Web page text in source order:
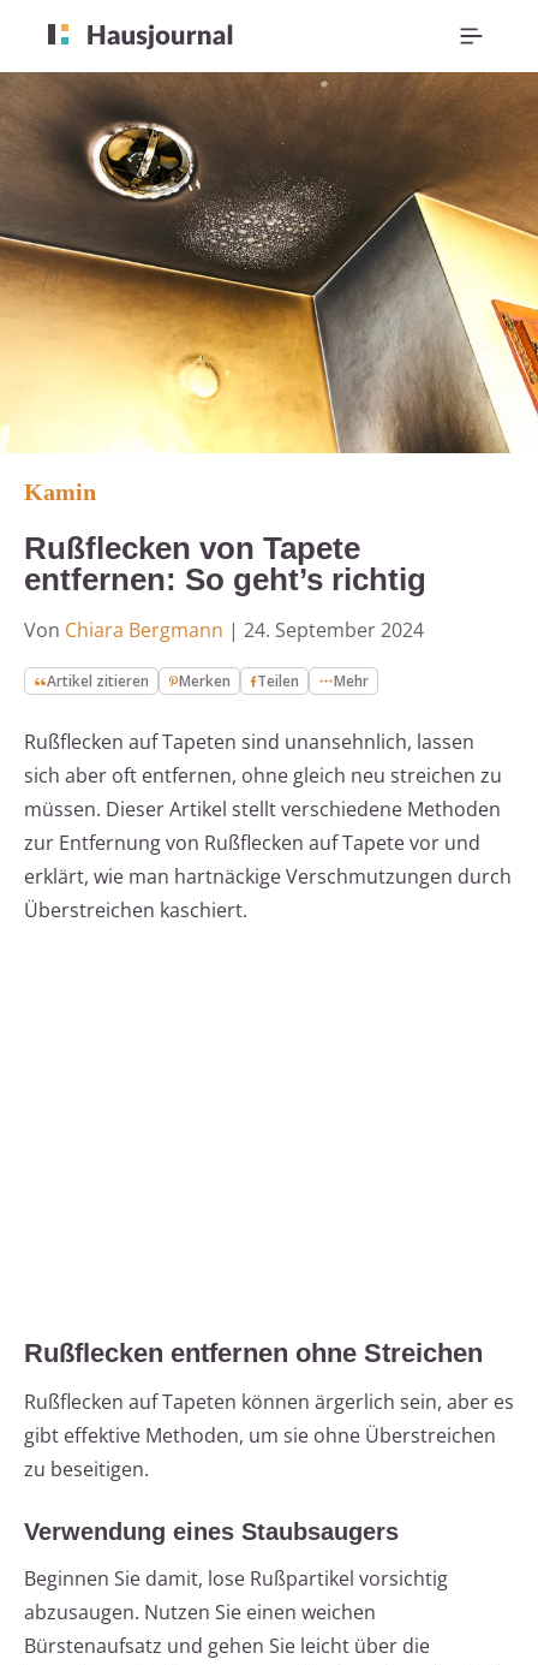
Kamin
Rußflecken von Tapete
entfernen: So geht’s richtig
Von Chiara Bergmann | 24. September 2024
Artikel zitieren Merken Teilen Mehr
Rußflecken auf Tapeten sind unansehnlich, lassen
sich aber oft entfernen, ohne gleich neu streichen zu
müssen. Dieser Artikel stellt verschiedene Methoden
zur Entfernung von Rußflecken auf Tapete vor und
erklärt, wie man hartnäckige Verschmutzungen durch
Überstreichen kaschiert.
Rußflecken entfernen ohne Streichen
Rußflecken auf Tapeten können ärgerlich sein, aber es
gibt effektive Methoden, um sie ohne Überstreichen
zu beseitigen.
Verwendung eines Staubsaugers
Beginnen Sie damit, lose Rußpartikel vorsichtig
abzusaugen. Nutzen Sie einen weichen
Bürstenaufsatz und gehen Sie leicht über die